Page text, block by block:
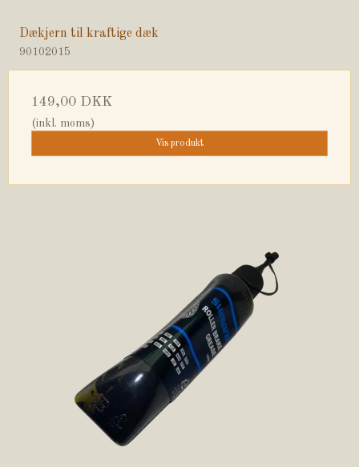
Dækjern til kraftige dæk
90102015
149,00 DKK
(inkl. moms)
Vis produkt